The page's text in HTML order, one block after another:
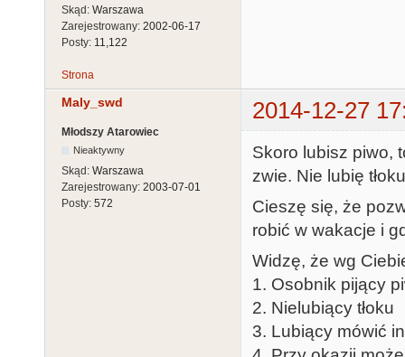
Skąd: Warszawa
Zarejestrowany: 2002-06-17
Posty: 11,122
Strona
Maly_swd 2014-12-27
Młodszy Atarowiec
Nieaktywny
Skąd: Warszawa
Zarejestrowany: 2003-07-01
Posty: 572
Skoro lubisz piwo,
zwie. Nie lubię
Cieszę się, że
robić w wakacje i
Widzę, że wg
1. Osobnik pijący
2. Nielubiący tłoku
3. Lubiący mówić